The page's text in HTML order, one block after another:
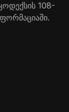
108-